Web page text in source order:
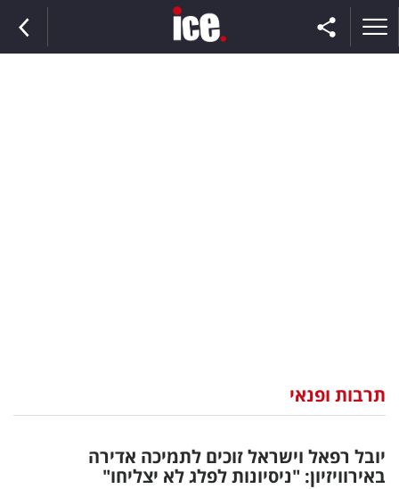
וצרכנות
דיגיטל
תרבות ופנאי
יובל רפאל וישראל זוכים לתמיכה אדירה
באירוויזיון: "ניסיונות לפלג לא יצליחו"